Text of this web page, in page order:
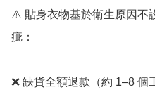
⚠️ 貼身衣物基於衛生原因不
疵：
❌ 缺貨全額退款（約 1–8 個